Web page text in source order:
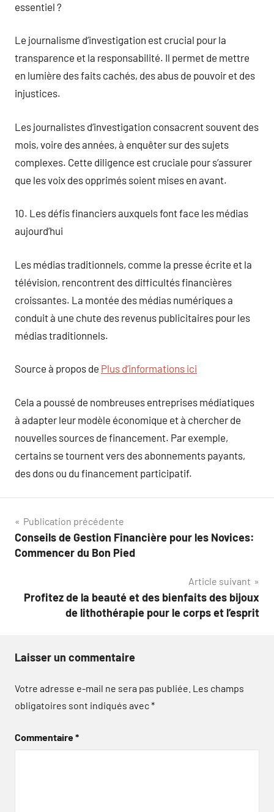
essentiel ?
Le journalisme d’investigation est crucial pour la
transparence et la responsabilité. Il permet de mettre
en lumière des faits cachés, des abus de pouvoir et des
injustices.
Les journalistes d’investigation consacrent souvent des
mois, voire des années, à enquêter sur des sujets
complexes. Cette diligence est cruciale pour s’assurer
que les voix des opprimés soient mises en avant.
10. Les défis financiers auxquels font face les médias
aujourd’hui
Les médias traditionnels, comme la presse écrite et la
télévision, rencontrent des difficultés financières
croissantes. La montée des médias numériques a
conduit à une chute des revenus publicitaires pour les
médias traditionnels.
Source à propos de Plus d’informations ici
Cela a poussé de nombreuses entreprises médiatiques
à adapter leur modèle économique et à chercher de
nouvelles sources de financement. Par exemple,
certains se tournent vers des abonnements payants,
des dons ou du financement participatif.
Navigation
de
Publication précédente
Conseils de Gestion Financière pour les Novices:
Commencer du Bon Pied
Article suivant
Profitez de la beauté et des bienfaits des bijoux
de lithothérapie pour le corps et l’esprit
Laisser un commentaire
Votre adresse e-mail ne sera pas publiée. Les champs
obligatoires sont indiqués avec*
Commentaire*